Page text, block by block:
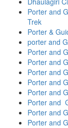
Porter and
Trek
Porter &
porter and
Porter and
Porter and
Porter and
Porter and
Porter and
Porter and
Porter and
Porter and